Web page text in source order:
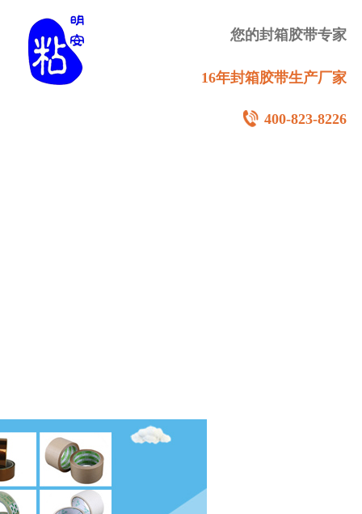
您的封箱胶带专家
16年封箱胶带生产厂家
400-823-8226